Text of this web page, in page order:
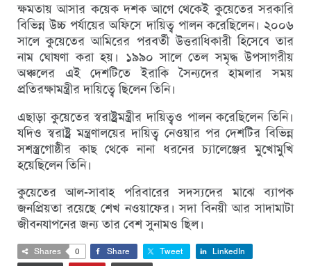
ক্ষমতায় আসার কয়েক দশক আগে থেকেই কুয়েতের সরকারি
বিভিন্ন উচ্চ পর্যায়ের অফিসে দায়িত্ব পালন করেছিলেন। ২০০৬
সালে কুয়েতের আমিরের পরবর্তী উত্তরাধিকারী হিসেবে তার
নাম ঘোষণা করা হয়। ১৯৯০ সালে তেল সমৃদ্ধ উপসাগরীয়
অঞ্চলের এই দেশটিতে ইরাকি সৈন্যদের হামলার সময়
প্রতিরক্ষামন্ত্রীর দায়িত্বে ছিলেন তিনি।
এছাড়া কুয়েতের স্বরাষ্ট্রমন্ত্রীর দায়িত্বও পালন করেছিলেন তিনি।
যদিও স্বরাষ্ট্র মন্ত্রণালয়ের দায়িত্ব নেওয়ার পর দেশটির বিভিন্ন
সশস্ত্রগোষ্ঠীর কাছ থেকে নানা ধরনের চ্যালেঞ্জের মুখোমুখি
হয়েছিলেন তিনি।
কুয়েতের আল-সাবাহ পরিবারের সদস্যদের মাঝে ব্যাপক
জনপ্রিয়তা রয়েছে শেখ নওয়াফের। সদা বিনয়ী আর সাদামাটা
জীবনযাপনের জন্য তার বেশ সুনামও ছিল।
Shares 0 Share Tweet
LinkedIn